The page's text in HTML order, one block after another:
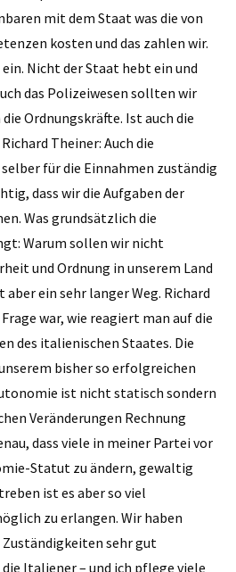
mit dem Staat was die von
kosten und das zahlen wir.
ein. Nicht der Staat hebt ein und
das Polizeiwesen sollten wir
Ordnungskräfte. Ist auch die
Theiner: Auch die
für die Einnahmen zuständig
dass wir die Aufgaben der
Was grundsätzlich die
Warum sollen wir nicht
und Ordnung in unserem Land
aber ein sehr langer Weg. Richard
war, wie reagiert man auf die
des italienischen Staates. Die
bisher so erfolgreichen
ist nicht statisch sondern
Veränderungen Rechnung
dass viele in meiner Partei vor
Statut zu ändern, gewaltig
ist es aber so viel
zu erlangen. Wir haben
sehr gut
Italiener – und ich pflege viele